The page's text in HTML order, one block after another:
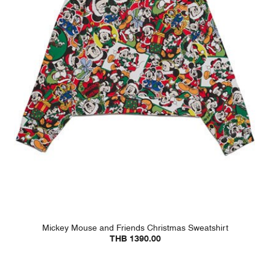
Mickey Mouse and Friends Christmas Sweatshirt
THB 1390.00